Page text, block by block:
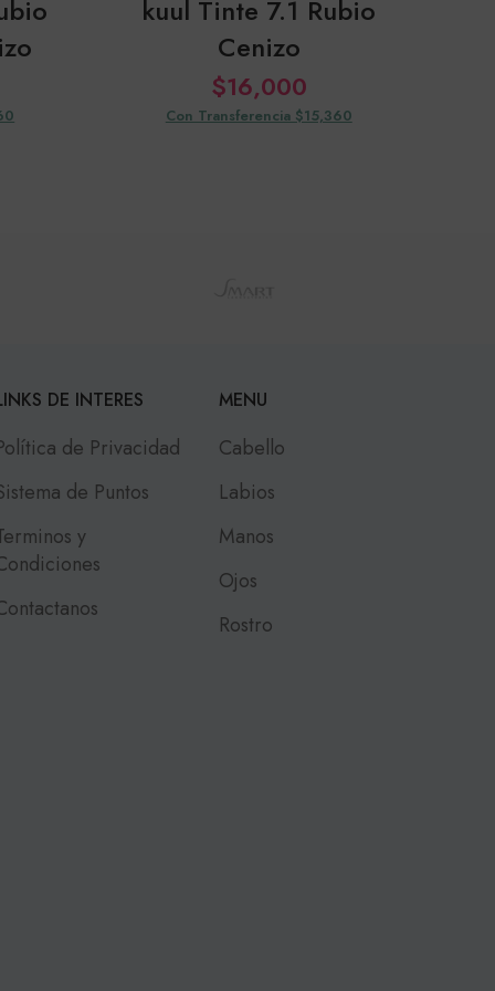
kuul Tinte 7.1 Rubio
Cenizo
$16,000
Con Transferencia $15,360
DE INTERES
de Privacidad
de Puntos
y
MENU
Cabello
Labios
Manos
Ojos
Rostro